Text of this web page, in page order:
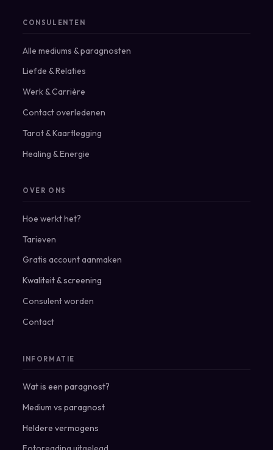
CONSULENTEN
Alle mediums & paragnosten
Liefde & Relaties
Werk & Carrière
Contact overledenen
Tarot & Kaartlegging
Healing & Energie
OVER ONS
Hoe werkt het?
Tarieven
Gratis account aanmaken
Kwaliteit & screening
Consulent worden
Contact
INFORMATIE
Wat is een paragnost?
Medium vs paragnost
Heldere vermogens